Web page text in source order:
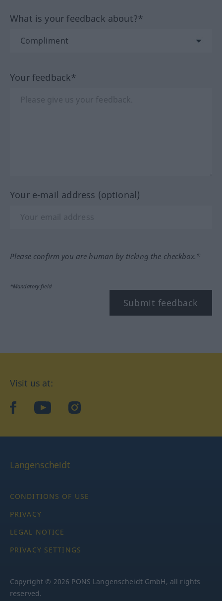
What is your feedback about?*
Your feedback*
Your e-mail address (optional)
Please confirm you are human by ticking the checkbox.*
*Mandatory field
Submit feedback
Visit us at:
facebookYouTubeInstagram
Langenscheidt
CONDITIONS OF USE
PRIVACY
LEGAL NOTICE
PRIVACY SETTINGS
Copyright © 2026 PONS Langenscheidt GmbH, all rights
reserved.